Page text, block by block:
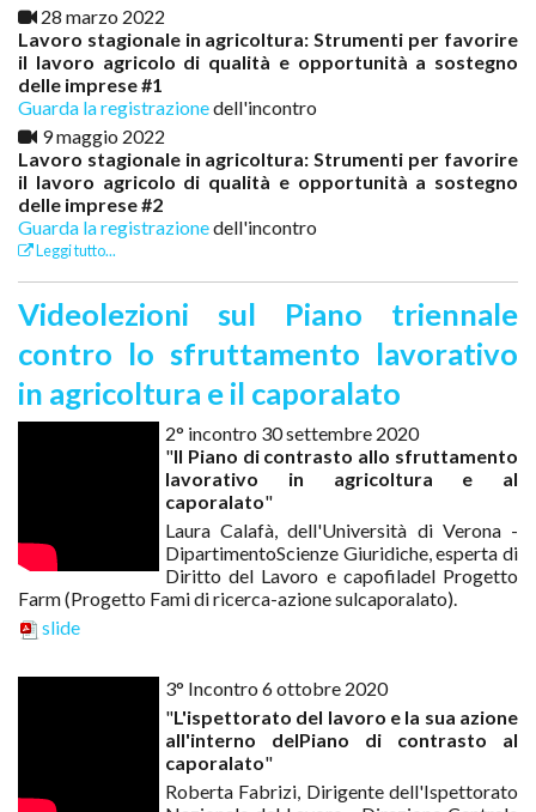
28 marzo 2022
Lavoro stagionale in agricoltura: Strumenti per favorire
il lavoro agricolo di qualità e opportunità a sostegno
delle imprese #1
Guarda la registrazionedell'incontro
9 maggio 2022
Lavoro stagionale in agricoltura: Strumenti per favorire
il lavoro agricolo di qualità e opportunità a sostegno
delle imprese #2
Guarda la registrazionedell'incontro
Leggi tutto...
Videolezioni sul Piano triennale
contro lo sfruttamento lavorativo
in agricoltura e il caporalato
2° incontro 30 settembre 2020
"Il Piano di contrasto allo sfruttamento
lavorativo in agricoltura e al
caporalato"
Laura Calafà, dell'Università di Verona -
DipartimentoScienze Giuridiche, esperta di
Diritto del Lavoro e capofiladel Progetto
Farm (Progetto Fami di ricerca-azione sulcaporalato).
slide
3° Incontro 6 ottobre 2020
"L'ispettorato del lavoro e la sua azione
all'interno delPiano di contrasto al
caporalato"
Roberta Fabrizi, Dirigente dell'Ispettorato